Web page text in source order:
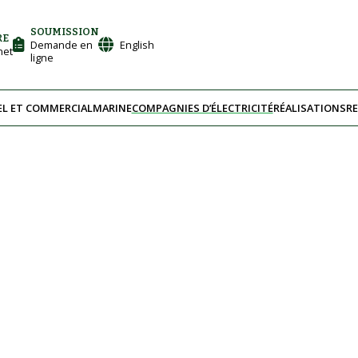
SOUMISSION
Demande en
ligne
English
ET COMMERCIALMARINECOMPAGNIES D’ÉLECTRICITÉRÉALISATIONS